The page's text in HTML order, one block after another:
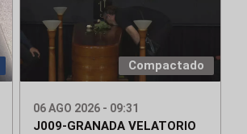
Compactado
06 AGO 2026 - 09:31
J009-GRANADA VELATORIO